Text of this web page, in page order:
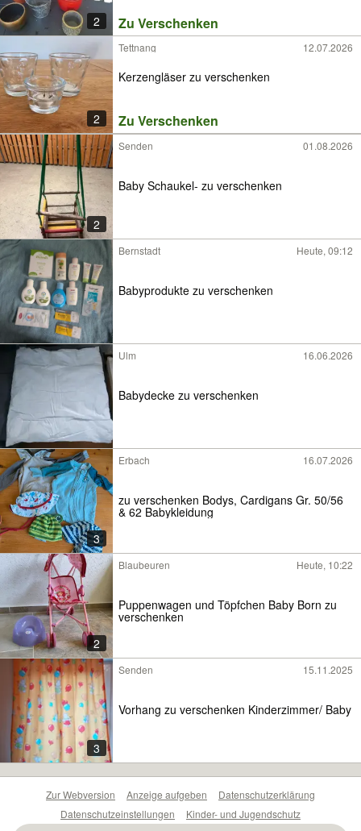
2 Zu Verschenken
2
Tettnang 12.07.2026
Kerzengläser zu verschenken
Zu Verschenken
2
Senden 01.08.2026
Baby Schaukel- zu verschenken
Bernstadt Heute, 09:12
Babyprodukte zu verschenken
Ulm 16.06.2026
Babydecke zu verschenken
3
Erbach 16.07.2026
zu verschenken Bodys, Cardigans Gr. 50/56
& 62 Babykleidung
2
Blaubeuren Heute, 10:22
Puppenwagen und Töpfchen Baby Born zu
verschenken
3
Senden 15.11.2025
Vorhang zu verschenken Kinderzimmer/ Baby
Zur Webversion Anzeige aufgeben
Datenschutzerklärung
Datenschutzeinstellungen
Kinder- und Jugendschutz